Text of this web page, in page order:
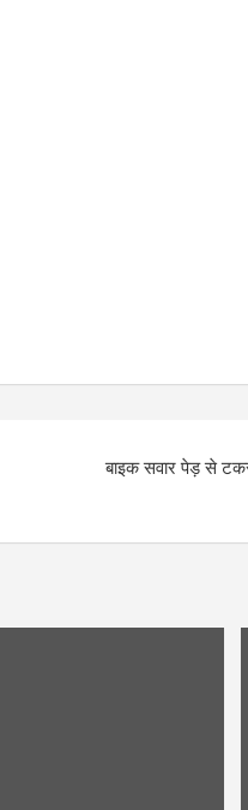
बाइक सवार पेड़ से